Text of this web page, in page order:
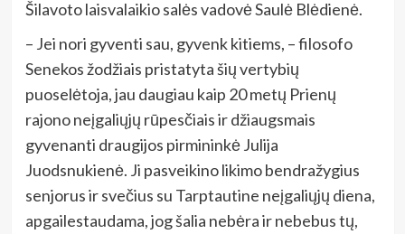
Šilavoto laisvalaikio salės vadovė Saulė Blėdienė.
– Jei nori gyventi sau, gyvenk kitiems, – filosofo
Senekos žodžiais pristatyta šių vertybių
puoselėtoja, jau daugiau kaip 20 metų Prienų
rajono neįgaliųjų rūpesčiais ir džiaugsmais
gyvenanti draugijos pirmininkė Julija
Juodsnukienė. Ji pasveikino likimo bendražygius
senjorus ir svečius su Tarptautine neįgaliųjų diena,
apgailestaudama, jog šalia nebėra ir nebebus tų,